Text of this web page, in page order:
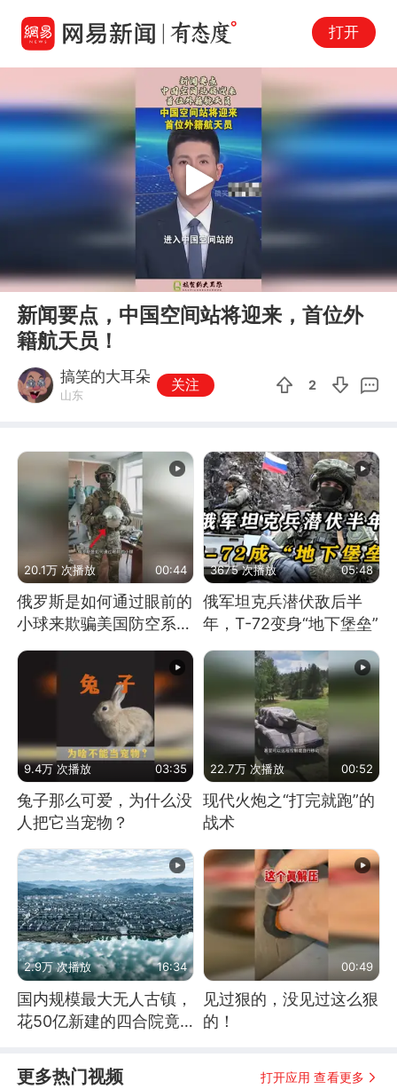
打开
00:00 00:13
Play
新闻要点，中国空间站将迎来，首位外
籍航天员！
搞笑的大耳朵
山东
关注 2
20.1万 次播放 00:44
俄罗斯是如何通过眼前的
小球来欺骗美国防空系统
的
3675 次播放 05:48
俄军坦克兵潜伏敌后半
年，T-72变身“地下堡垒”
9.4万 次播放 03:35
兔子那么可爱，为什么没
人把它当宠物？
22.7万 次播放 00:52
现代火炮之“打完就跑”的
战术
2.9万 次播放 16:34
国内规模最大无人古镇，
花50亿新建的四合院竟
00:49
见过狠的，没见过这么狠
的！
更多热门视频 打开应用 查看更多